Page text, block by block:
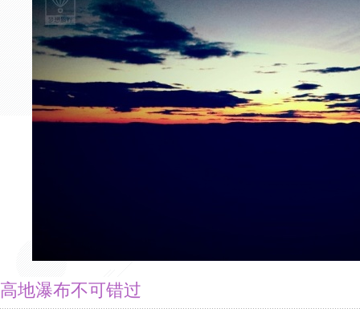
高地瀑布不可错过